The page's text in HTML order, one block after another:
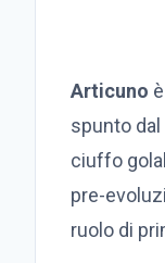
Articuno
spunto
ciuffo
pre-
ruolo di